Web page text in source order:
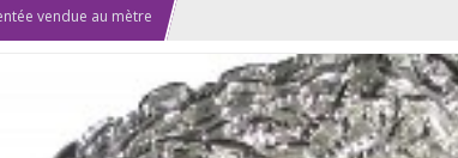
vendue au mètre